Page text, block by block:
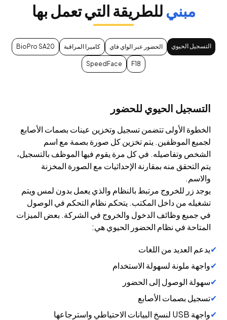
مبني للطريقة التي تعمل بها
التسجيل الحيوي الحضور عبر الواي فاي كاميرا المراقبة BioPro SA20
F18
SpeedFace
التسجيل الحيوي للحضور
الخطوة الأولى تتضمن تسجيل وتخزين عينات بصمات الأصابع
لجميع الموظفين. يتم تخزين كل صورة بصمة مع اسم
الشخص وتفاصيله. في كل مرة يقوم فيها الموظف بالتسجيل،
يتم التحقق منه بمقارنة الإحداثيات مع الصورة المخزنة
والاسم.
يوجد زر للخروج مرتبط بالنظام والذي يعمل بدون لمس ويتم
تشغيله من داخل المكتب. يتحكم نظام التحكم في الوصول
في جميع وظائف الدخول والخروج في الشركة. بعض الميزات
المتاحة في نظام الحضور الحيوي هي:
يدعم العديد من اللغات
واجهة ملونة لسهولة الاستخدام
سهولة الوصول إلى الحضور
تسجيل بصمات الأصابع
واجهة USB لنسخ البيانات الاحتياطي واسترجاعها